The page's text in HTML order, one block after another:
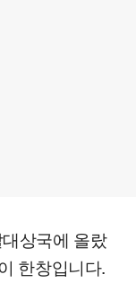
상국에 올랐
한창입니다.